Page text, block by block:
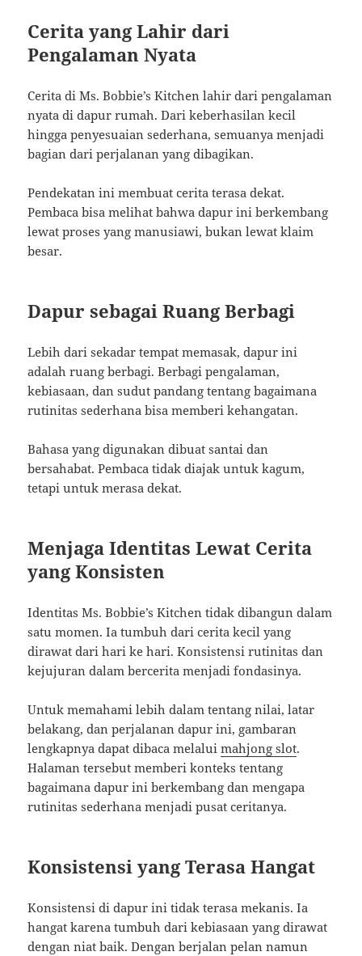
Cerita yang Lahir dari
Pengalaman Nyata
Cerita di Ms. Bobbie’s Kitchen lahir dari pengalaman
nyata di dapur rumah. Dari keberhasilan kecil
hingga penyesuaian sederhana, semuanya menjadi
bagian dari perjalanan yang dibagikan.
Pendekatan ini membuat cerita terasa dekat.
Pembaca bisa melihat bahwa dapur ini berkembang
lewat proses yang manusiawi, bukan lewat klaim
besar.
Dapur sebagai Ruang Berbagi
Lebih dari sekadar tempat memasak, dapur ini
adalah ruang berbagi. Berbagi pengalaman,
kebiasaan, dan sudut pandang tentang bagaimana
rutinitas sederhana bisa memberi kehangatan.
Bahasa yang digunakan dibuat santai dan
bersahabat. Pembaca tidak diajak untuk kagum,
tetapi untuk merasa dekat.
Menjaga Identitas Lewat Cerita
yang Konsisten
Identitas Ms. Bobbie’s Kitchen tidak dibangun dalam
satu momen. Ia tumbuh dari cerita kecil yang
dirawat dari hari ke hari. Konsistensi rutinitas dan
kejujuran dalam bercerita menjadi fondasinya.
Untuk memahami lebih dalam tentang nilai, latar
belakang, dan perjalanan dapur ini, gambaran
lengkapnya dapat dibaca melaluimahjong slot.
Halaman tersebut memberi konteks tentang
bagaimana dapur ini berkembang dan mengapa
rutinitas sederhana menjadi pusat ceritanya.
Konsistensi yang Terasa Hangat
Konsistensi di dapur ini tidak terasa mekanis. Ia
hangat karena tumbuh dari kebiasaan yang dirawat
dengan niat baik. Dengan berjalan pelan namun